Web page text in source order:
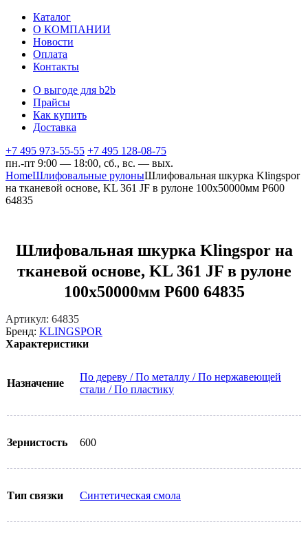
Каталог
О КОМПАНИИ
Новости
Оплата
Контакты
О выгоде для b2b
Прайсы
Как купить
Доставка
+7 495 973-55-55 +7 495 128-08-75
пн.-пт 9:00 — 18:00, сб., вс. — вых.
HomeШлифовальные рулоныШлифовальная шкурка Klingspor
на тканевой основе, KL 361 JF в рулоне 100х50000мм P600
64835
Шлифовальная шкурка Klingspor на
тканевой основе, KL 361 JF в рулоне
100х50000мм P600 64835
Артикул: 64835
Бренд: KLINGSPOR
Характеристики
Назначение
По дереву / По металлу / По нержавеющей
стали / По пластику
Зернистость 600
Тип связки Синтетическая смола